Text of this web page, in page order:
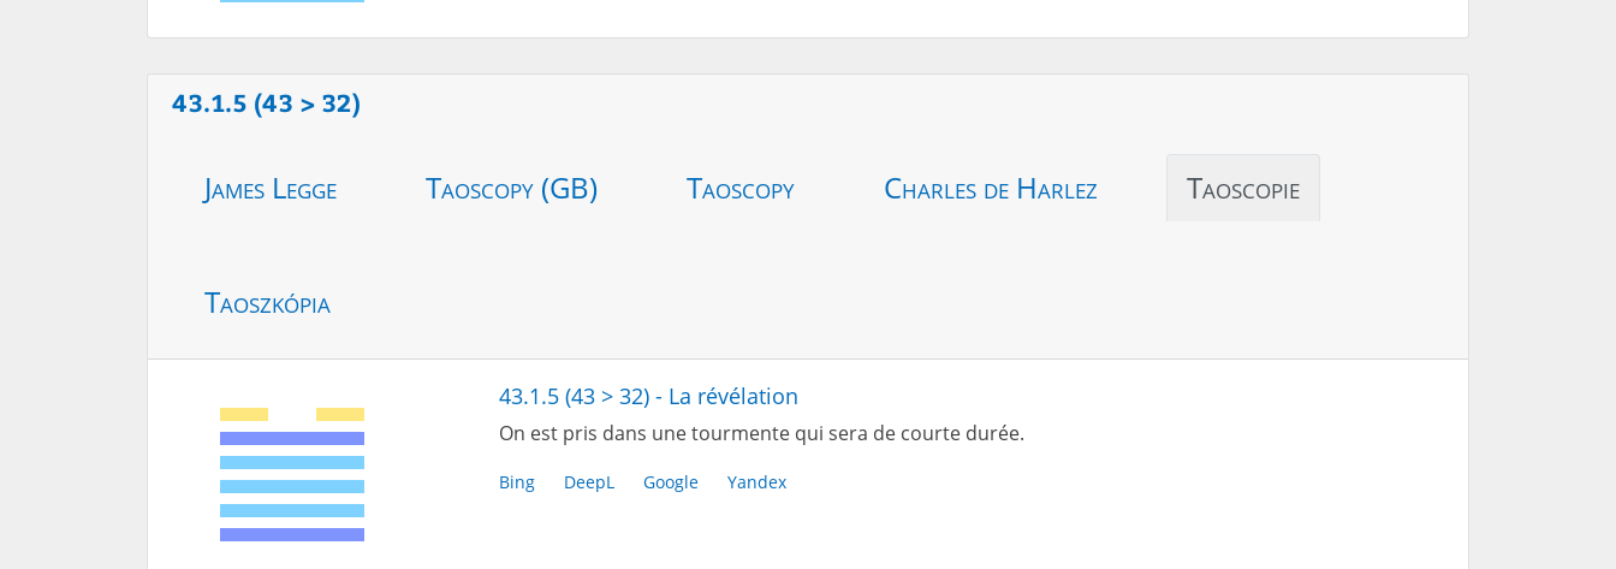
43.1.5 (43 > 32)
James Legge Taoscopy (GB) Taoscopy Charles de Harlez Taoscopie
Taoszkópia
43.1.5 (43 > 32) - La révélation
On est pris dans une tourmente qui sera de courte durée.
Bing DeepL Google Yandex